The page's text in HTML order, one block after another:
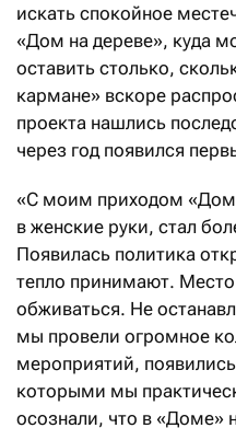
искать спокойное
«Дом на дереве», куда
оставить столько,
кармане» вскоре
проекта нашлись
через год появился
«С моим приходом «Дом
в женские руки, стал
Появилась политика
тепло принимают.
обживаться. Не
мы провели огромное
мероприятий,
которыми мы
осознали, что в «Доме»